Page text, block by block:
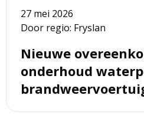
27 mei 2026
Door regio: Fryslan
Nieuwe
onderhoud